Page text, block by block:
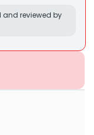
reviewed by